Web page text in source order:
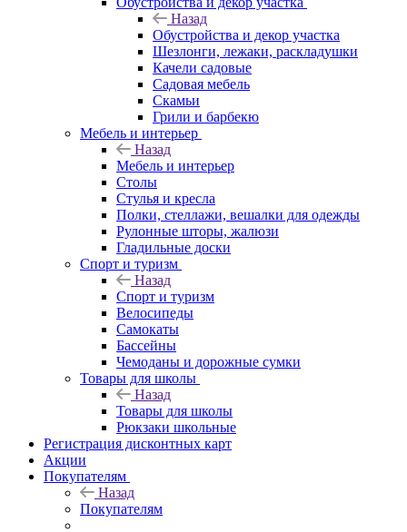
Назад
Обустройства и декор участка
Шезлонги, лежаки, раскладушки
Качели садовые
Садовая мебель
Скамьи
Грили и барбекю
Мебель и интерьер
Назад
Мебель и интерьер
Столы
Стулья и кресла
Полки, стеллажи, вешалки для одежды
Рулонные шторы, жалюзи
Гладильные доски
Спорт и туризм
Назад
Спорт и туризм
Велосипеды
Самокаты
Бассейны
Чемоданы и дорожные сумки
Товары для школы
Назад
Товары для школы
Рюкзаки школьные
Регистрация дисконтных карт
Акции
Покупателям
Назад
Покупателям